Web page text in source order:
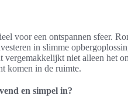
voor een ontspannen sfeer.
in slimme
vergemakkelijkt niet alleen het
komen in de ruimte.
en simpel in?